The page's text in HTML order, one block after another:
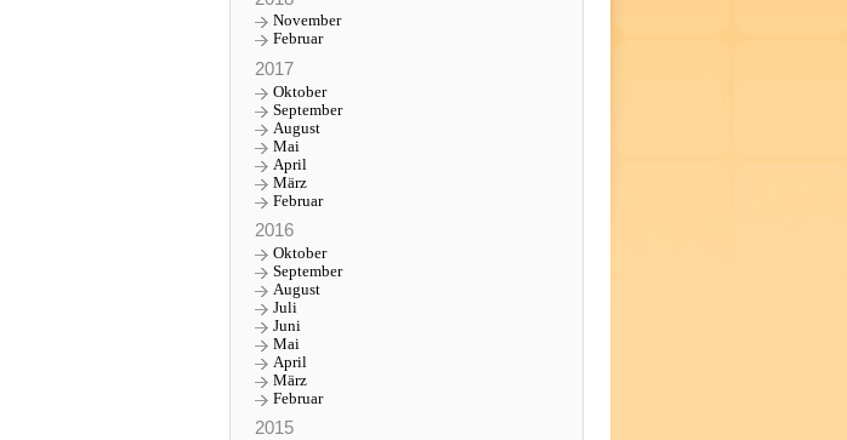
November
Februar
2017
Oktober
September
August
Mai
April
März
Februar
2016
Oktober
September
August
Juli
Juni
Mai
April
März
Februar
2015